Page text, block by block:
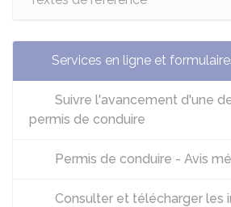
Services en ligne et
Suivre l'avancement d'une
permis de conduire
Permis de conduire - Avis
Consulter et télécharger les